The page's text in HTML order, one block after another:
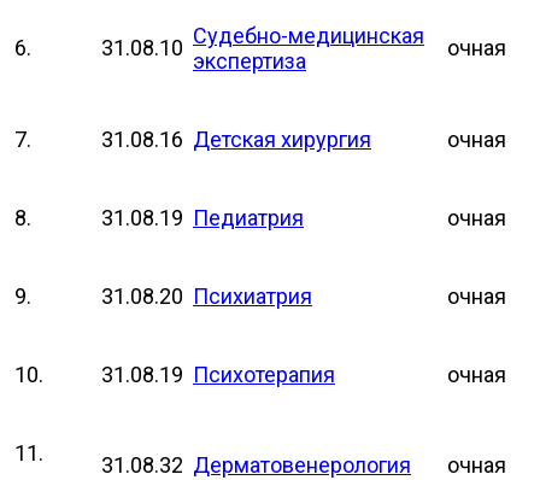
6. 31.08.10 Судебно-медицинская
экспертиза
очная
7. 31.08.16 Детская хирургия очная
8. 31.08.19 Педиатрия очная
9. 31.08.20 Психиатрия очная
10. 31.08.19 Психотерапия очная
11. 31.08.32 Дерматовенерология очная